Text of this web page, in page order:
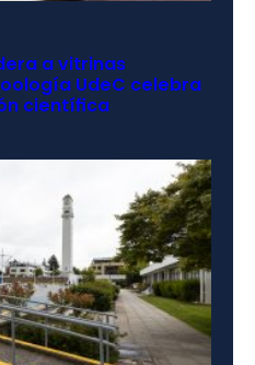
a vitrinas
UdeC celebra
científica